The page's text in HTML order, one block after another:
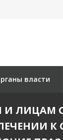
власти
И
К